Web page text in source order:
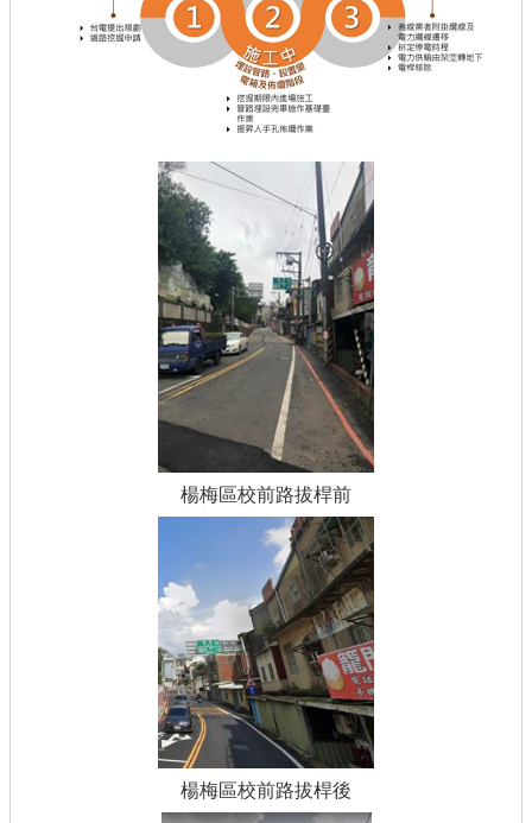
楊梅區校前路拔桿前
楊梅區校前路拔桿後